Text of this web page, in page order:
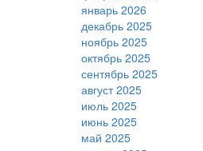
январь 2026
декабрь 2025
ноябрь 2025
октябрь 2025
сентябрь 2025
август 2025
июль 2025
июнь 2025
май 2025